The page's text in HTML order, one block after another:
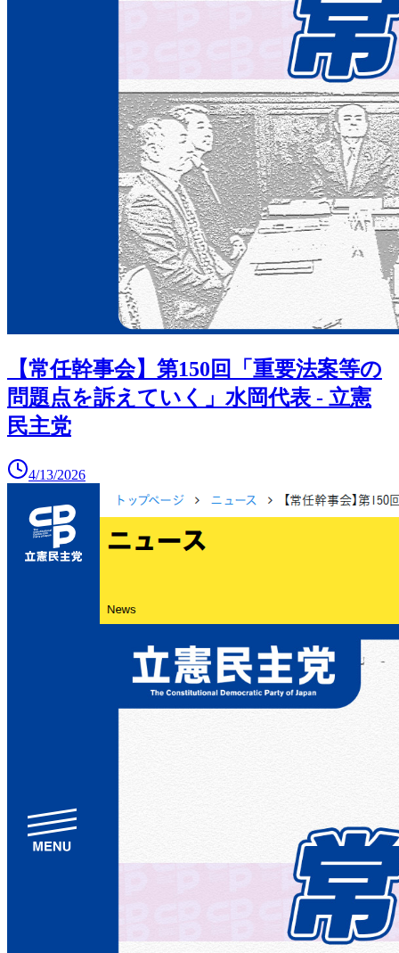
【常任幹事会】第150回「重要法案等の
問題点を訴えていく」水岡代表 - 立憲
民主党
4/13/2026